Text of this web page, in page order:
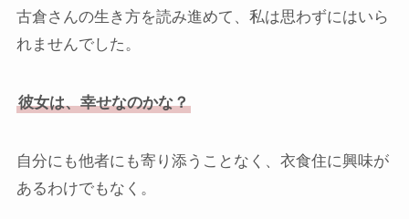
古倉さんの生き方を読み進めて、私は思わずにはいら
れませんでした。
彼女は、幸せなのかな？
自分にも他者にも寄り添うことなく、衣食住に興味が
あるわけでもなく。